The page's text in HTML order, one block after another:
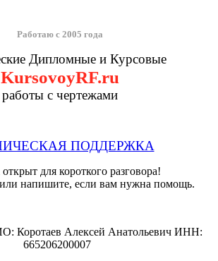
Работаю с 2005 года
Дипломные и Курсовые
KursovoyRF.ru
работы с чертежами
ПОДДЕРЖКА
открыт для короткого разговора!
напишите, если вам нужна помощь.
Коротаев Алексей Анатольевич ИНН:
665206200007